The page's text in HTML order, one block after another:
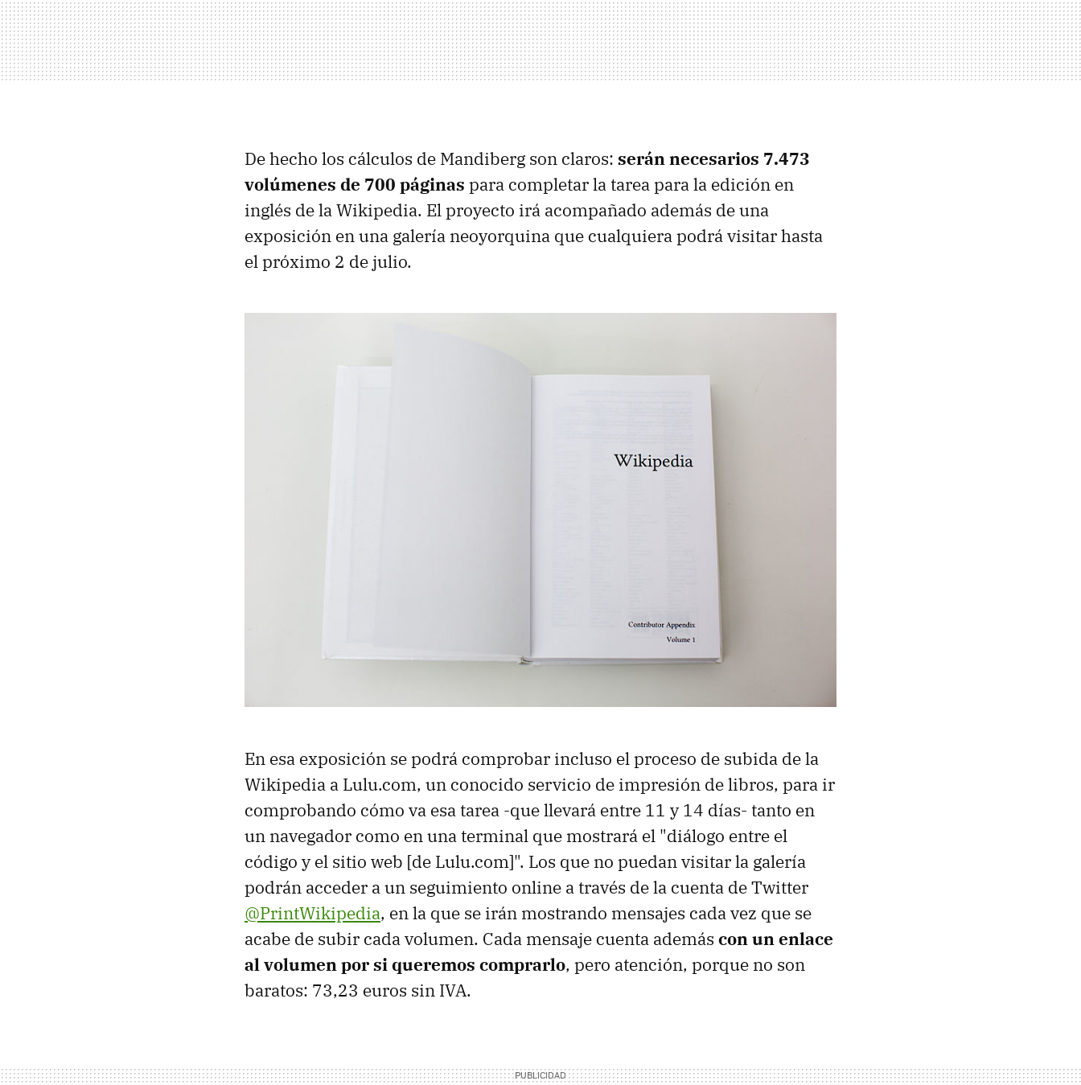
De hecho los cálculos de Mandiberg son claros: serán necesarios 7.473
volúmenes de 700 páginas para completar la tarea para la edición en
inglés de la Wikipedia. El proyecto irá acompañado además de una
exposición en una galería neoyorquina que cualquiera podrá visitar hasta
el próximo 2 de julio.
En esa exposición se podrá comprobar incluso el proceso de subida de la
Wikipedia a Lulu.com, un conocido servicio de impresión de libros, para ir
comprobando cómo va esa tarea -que llevará entre 11 y 14 días- tanto en
un navegador como en una terminal que mostrará el "diálogo entre el
código y el sitio web [de Lulu.com]". Los que no puedan visitar la galería
podrán acceder a un seguimiento online a través de la cuenta de Twitter
@PrintWikipedia, en la que se irán mostrando mensajes cada vez que se
acabe de subir cada volumen. Cada mensaje cuenta además con un enlace
al volumen por si queremos comprarlo, pero atención, porque no son
baratos: 73,23 euros sin IVA.